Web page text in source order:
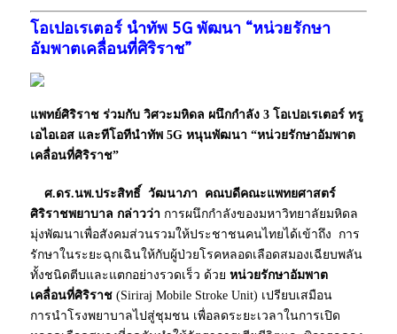
โอเปอเรเตอร์ นำทัพ 5G พัฒนา “หน่วยรักษา
อัมพาตเคลื่อนที่ศิริราช”
แพทย์ศิริราช ร่วมกับ วิศวะมหิดล ผนึกกำลัง 3 โอเปอเรเตอร์ ทรู
เอไอเอส และทีโอทีนำทัพ 5G หนุนพัฒนา “หน่วยรักษาอัมพาต
เคลื่อนที่ศิริราช”
ศ.ดร.นพ.ประสิทธิ์ วัฒนาภา คณบดีคณะแพทยศาสตร์
ศิริราชพยาบาล กล่าวว่า การผนึกกำลังของมหาวิทยาลัยมหิดล
มุ่งพัฒนาเพื่อสังคมส่วนรวมให้ประชาชนคนไทยได้เข้าถึง การ
รักษาในระยะฉุกเฉินให้กับผู้ป่วยโรคหลอดเลือดสมองเฉียบพลัน
ทั้งชนิดตีบและแตกอย่างรวดเร็ว ด้วย หน่วยรักษาอัมพาต
เคลื่อนที่ศิริราช (Siriraj Mobile Stroke Unit) เปรียบเสมือน
การนำโรงพยาบาลไปสู่ชุมชน เพื่อลดระยะเวลาในการเปิด